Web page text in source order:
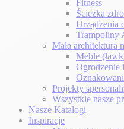
Fitness
Ścieżka
Urządzenia
Trampoliny
Mała architektura
Meble
Ogrodzenie
Projekty
Wszystkie nasze
Nasze Katalogi
Inspiracje